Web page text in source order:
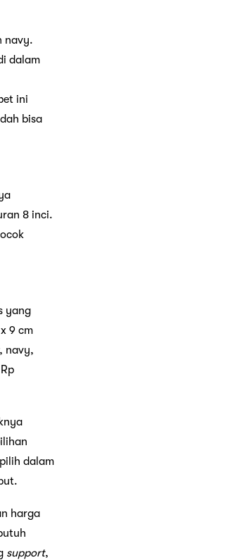
navy.
dalam
ini
bisa
8 inci.
yang
9 cm
navy,
dalam
harga
support,